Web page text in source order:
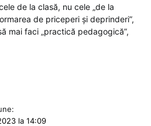
de la clasă, nu cele „de la
de priceperi și deprinderi”,
mai faci „practică pedagogică”,
la 14:09